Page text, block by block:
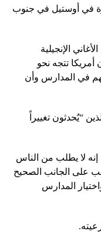
في أوستيل في جنوب
الإنجيلية
أمريكا تتجه نحو
في المدارس وأن
“يُحدثون تغييراً
لا يطلب من الناس
على الجانب الصحيح
المدارس